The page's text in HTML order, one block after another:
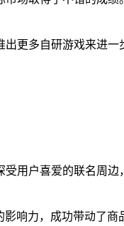
更多自研游戏来进一
用户喜爱的联名周
响力，成功带动了商